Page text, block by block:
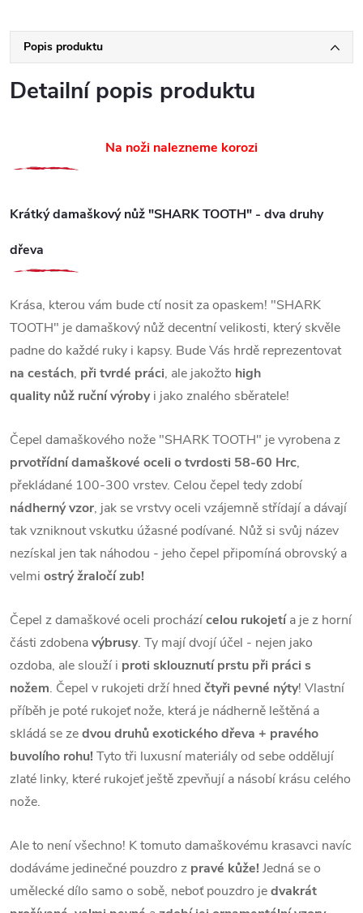
Popis produktu
Detailní popis produktu
Na noži nalezneme korozi
Krátký damaškový nůž "SHARK TOOTH" - dva druhy
dřeva
Krása, kterou vám bude ctí nosit za opaskem! "SHARK
TOOTH" je damaškový nůž decentní velikosti, který skvěle
padne do každé ruky i kapsy. Bude Vás hrdě reprezentovat
na cestách, při tvrdé práci, ale jakožto high
quality nůž ruční výrobyi jako znalého sběratele!
Čepel damaškového nože "SHARK TOOTH" je vyrobena z
prvotřídní damaškové oceli o tvrdosti 58-60 Hrc,
překládané 100-300 vrstev. Celou čepel tedy zdobí
nádherný vzor, jak se vrstvy oceli vzájemně střídají a dávají
tak vzniknout vskutku úžasné podívané. Nůž si svůj název
nezískal jen tak náhodou - jeho čepel připomíná obrovský a
velmi ostrý žraločí zub!
Čepel z damaškové oceli procházícelou rukojetía je z horní
části zdobenavýbrusy. Ty mají dvojí účel - nejen jako
ozdoba, ale slouží i proti sklouznutí prstu při práci s
nožem. Čepel v rukojeti drží hned čtyři pevné nýty! Vlastní
příběh je poté rukojeť nože, která je nádherně leštěná a
skládá se zedvou druhů exotického dřeva + pravého
buvolího rohu!Tyto tři luxusní materiály od sebe oddělují
zlaté linky, které rukojeť ještě zpevňují a násobí krásu celého
nože.
Ale to není všechno! K tomuto damaškovému krasavci navíc
dodáváme jedinečné pouzdro z pravé kůže!Jedná se o
umělecké dílo samo o sobě, neboť pouzdro jedvakrát